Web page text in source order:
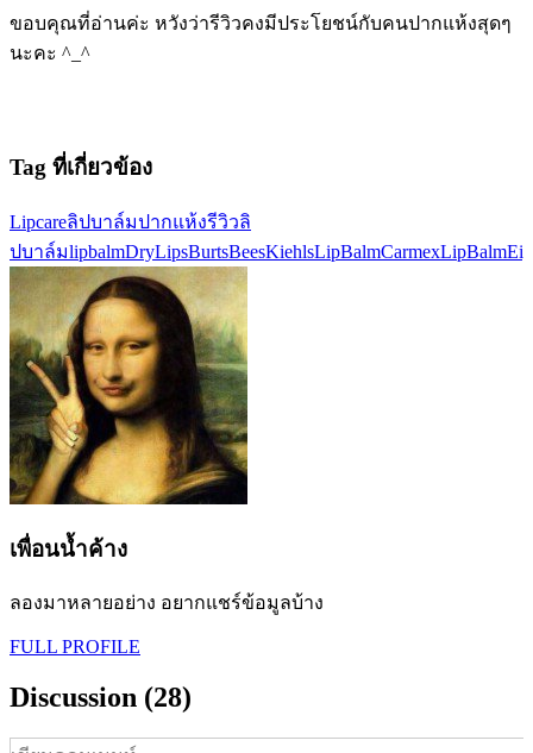
ขอบคุณที่อ่านค่ะ หวังว่ารีวิวคงมีประโยชน์กับคนปากแห้งสุดๆ
นะคะ ^_^
Tag ที่เกี่ยวข้อง
Lipcareลิปบาล์มปากแห้งรีวิวลิ
ปบาล์มlipbalmDryLipsBurtsBeesKiehlsLipBalmCarmexLipBalm
เพื่อนน้ำค้าง
ลองมาหลายอย่าง อยากแชร์ข้อมูลบ้าง
FULL PROFILE
Discussion (28)